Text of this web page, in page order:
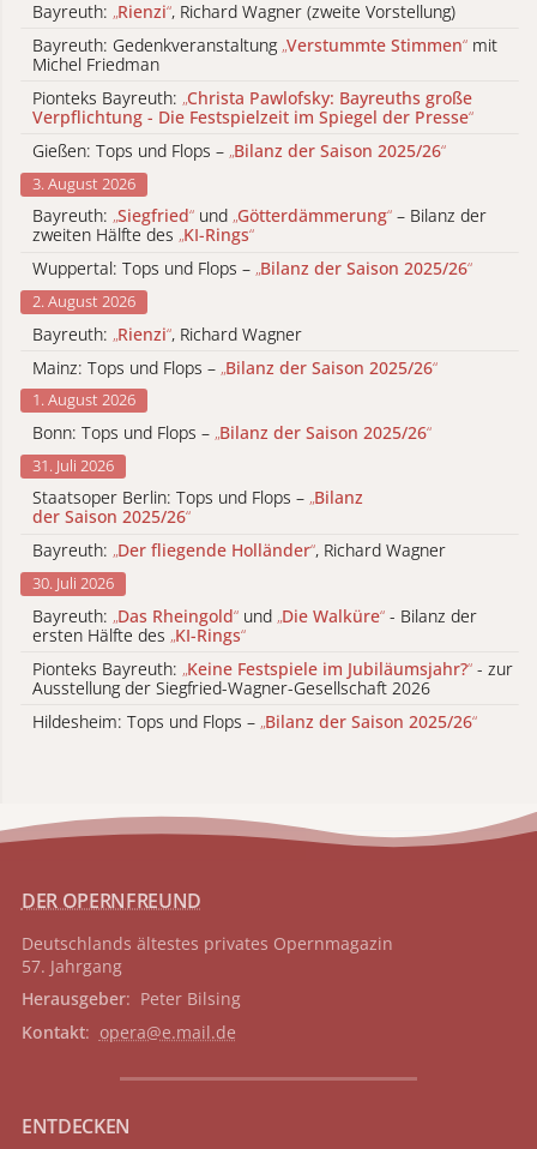
Bayreuth: „Rienzi“, Richard Wagner (zweite Vorstellung)
Bayreuth: Gedenkveranstaltung „Verstummte Stimmen“ mit
Michel Friedman
Pionteks Bayreuth: „Christa Pawlofsky: Bayreuths große
Verpflichtung - Die Festspielzeit im Spiegel der Presse“
Gießen: Tops und Flops – „Bilanz der Saison 2025/26“
3. August 2026
Bayreuth: „Siegfried“ und „Götterdämmerung“ – Bilanz der
zweiten Hälfte des „KI-Rings“
Wuppertal: Tops und Flops – „Bilanz der Saison 2025/26“
2. August 2026
Bayreuth: „Rienzi“, Richard Wagner
Mainz: Tops und Flops – „Bilanz der Saison 2025/26“
1. August 2026
Bonn: Tops und Flops – „Bilanz der Saison 2025/26“
31. Juli 2026
Staatsoper Berlin: Tops und Flops – „Bilanz
der Saison 2025/26“
Bayreuth: „Der fliegende Holländer“, Richard Wagner
30. Juli 2026
Bayreuth: „Das Rheingold“ und „Die Walküre“ - Bilanz der
ersten Hälfte des „KI-Rings“
Pionteks Bayreuth: „Keine Festspiele im Jubiläumsjahr?“ - zur
Ausstellung der Siegfried-Wagner-Gesellschaft 2026
Hildesheim: Tops und Flops – „Bilanz der Saison 2025/26“
DER OPERNFREUND
Deutschlands ältestes privates Opernmagazin
57. Jahrgang
Herausgeber: Peter Bilsing
Kontakt: opera@e.mail.de
ENTDECKEN